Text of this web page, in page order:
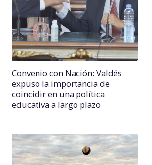
Convenio con Nación: Valdés
expuso la importancia de
coincidir en una política
educativa a largo plazo